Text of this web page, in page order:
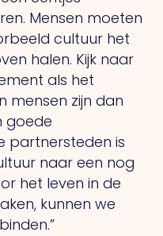
Mensen moeten
cultuur het
halen. Kijk naar
als het
mensen zijn dan
goede
partnersteden is
naar een nog
het leven in de
kunnen we